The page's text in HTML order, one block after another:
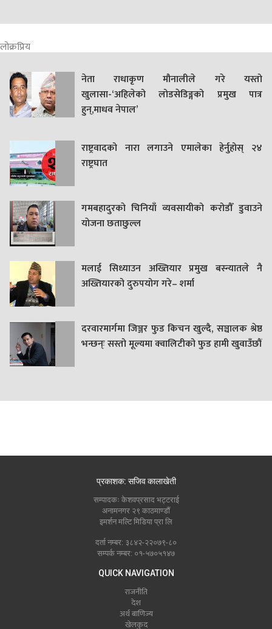
लोक्रप्रिय
नेता राधाकृण मौनालीले गरे यस्तो
खुलासा-‘अहिलेको लोडसेडिङ्गको प्रमुख पात्र
हुन्,माधव नेपाल’
राष्ट्रवादको नारा लगाउने एमालेका हेर्नुहोस् २४
राष्ट्रघात
गमबहादुरकाे चिनियाँ व्यवसायीको करोडौँ डुवाउने
याेजना छताछुल्ल
मलाई सिध्याउन अख्तियार प्रमुख बस्न्यातले नै
अख्तियारको दुरुपयोग गरे– शर्मा
दरवारमार्गमा जिञ्जर फुड किचन खुल्दै, सञ्चालक श्रेष्ठ
भन्छन्ः सस्तो मूल्यमा क्वालिटीको फुड हामी खुवाउँछौं
प्रकाशक: सजिव कालाखेती
सम्पादकः केशवप्रसाद भट्टराई
अनामनगर २९ काठमाण्डौं
इमर्शन मल्टि मिडिया प्रा लि
दर्ता नम्बर: ३८४२-२२०७९-८०
सम्पर्क नम्बर: ०१-५७०५१४७
QUICK NAVIGATION
राजनीति
देश
अर्थ बाणिज्य
खेलकुद